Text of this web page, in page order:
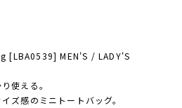
MEN'S / LADY'S
使える。
ズ感のミニトートバッグ。